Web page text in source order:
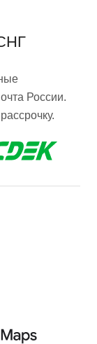
России.